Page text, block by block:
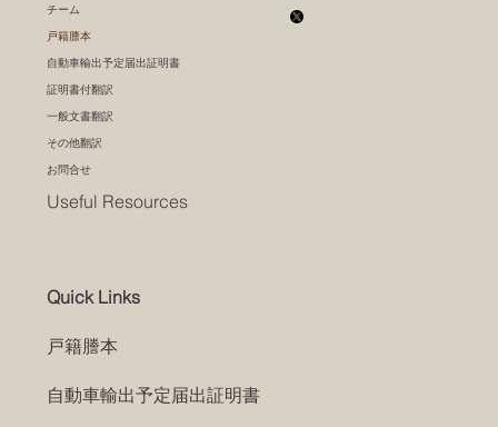
チーム
戸籍謄本
自動車輸出予定届出証明書
証明書付翻訳
一般文書翻訳
その他翻訳
お問合せ
Useful Resources
Quick Links
戸籍謄本
自動車輸出予定届出証明書